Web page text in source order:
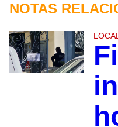
NOTAS